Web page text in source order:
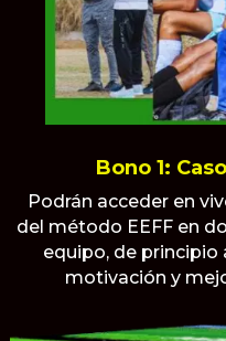
Bono 1:
Podrán acceder en
del método EEFF en
equipo, de principio
motivación y